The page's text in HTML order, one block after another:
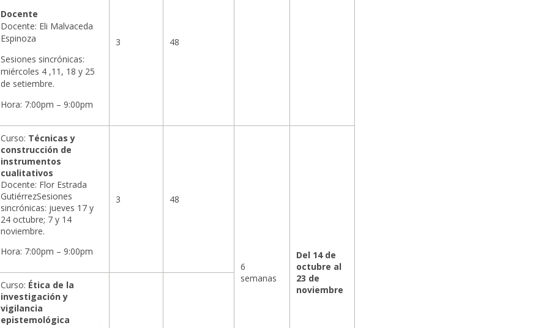
Docente
Docente: Eli Malvaceda
Espinoza
Sesiones sincrónicas:
miércoles 4 ,11, 18 y 25
de setiembre.
Hora: 7:00pm – 9:00pm
3 48
Curso: Técnicas y
construcción de
instrumentos
cualitativos
Docente: Flor Estrada
GutiérrezSesiones
sincrónicas: jueves 17 y
24 octubre; 7 y 14
noviembre.
Hora: 7:00pm – 9:00pm
3 48
6
semanas
Del 14 de
octubre al
23 de
noviembre
Curso: Ética de la
investigación y
vigilancia
epistemológica